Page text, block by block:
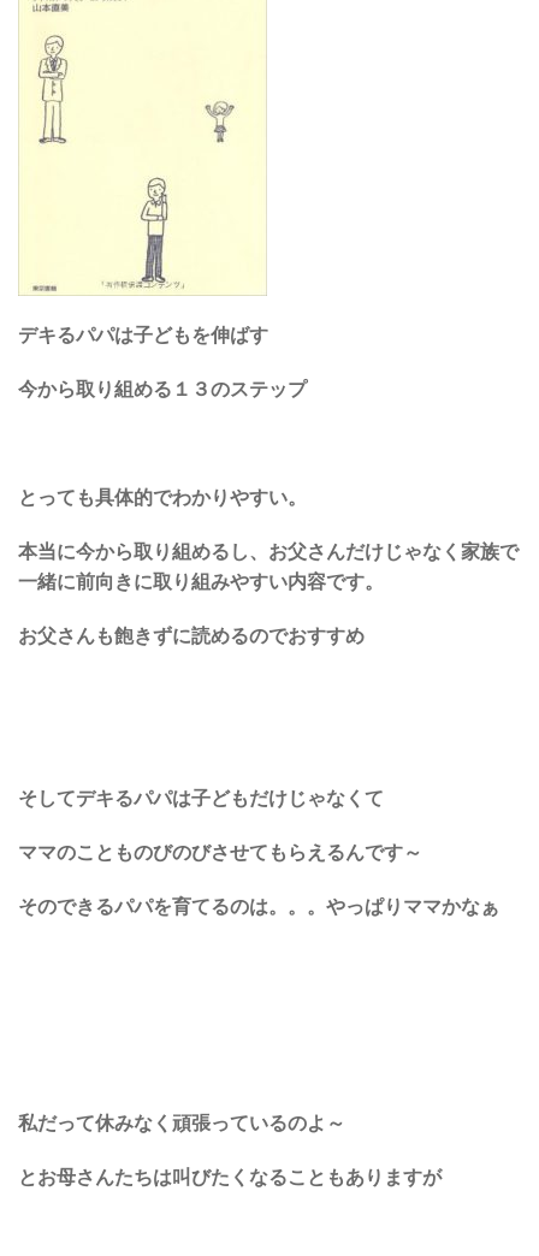
デキるパパは子どもを伸ばす
今から取り組める１３のステップ
とっても具体的でわかりやすい。
本当に今から取り組めるし、お父さんだけじゃなく家族で
一緒に前向きに取り組みやすい内容です。
お父さんも飽きずに読めるのでおすすめ
そしてデキるパパは子どもだけじゃなくて
ママのことものびのびさせてもらえるんです～
そのできるパパを育てるのは。。。やっぱりママかなぁ
私だって休みなく頑張っているのよ～
とお母さんたちは叫びたくなることもありますが